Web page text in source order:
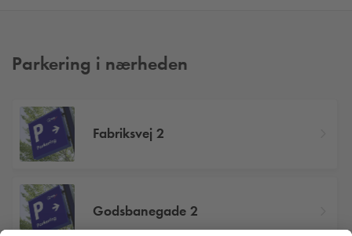
Parkering i nærheden
Fabriksvej 2
Godsbanegade 2